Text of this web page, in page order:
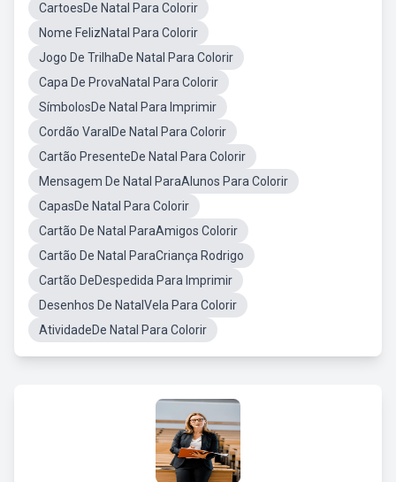
CartoesDe Natal Para Colorir
Nome FelizNatal Para Colorir
Jogo De TrilhaDe Natal Para Colorir
Capa De ProvaNatal Para Colorir
SímbolosDe Natal Para Imprimir
Cordão VaralDe Natal Para Colorir
Cartão PresenteDe Natal Para Colorir
Mensagem De Natal ParaAlunos Para Colorir
CapasDe Natal Para Colorir
Cartão De Natal ParaAmigos Colorir
Cartão De Natal ParaCriança Rodrigo
Cartão DeDespedida Para Imprimir
Desenhos De NatalVela Para Colorir
AtividadeDe Natal Para Colorir